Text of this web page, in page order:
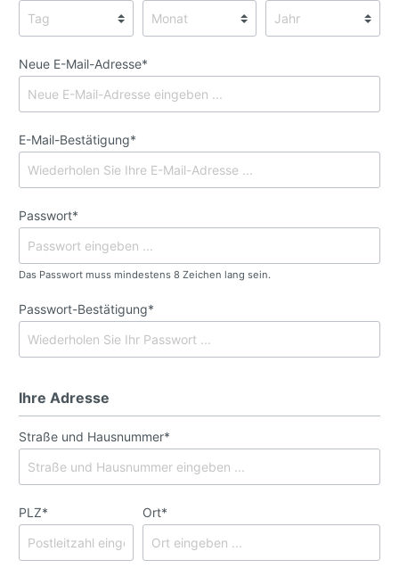
Neue E-Mail-Adresse*
E-Mail-Bestätigung*
Passwort*
Das Passwort muss mindestens 8 Zeichen lang sein.
Passwort-Bestätigung*
Ihre Adresse
Straße und Hausnummer*
PLZ* Ort*